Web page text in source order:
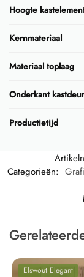
Hoogte
Kernmateriaal
Materiaal toplaag
Onderkant kastdeur
Productietijd
Categorieën:
Elswout Elegant